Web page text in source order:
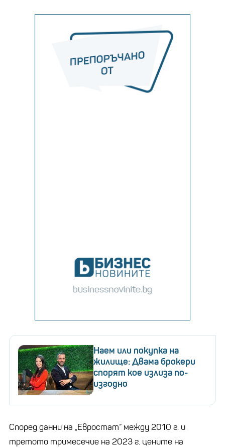
Наем или покупка на
жилище: Двама брокери
спорят кое излиза по-
изгодно
Според данни на „Евростат“ между 2010 г. и
третото тримесечие на 2023 г. цените на